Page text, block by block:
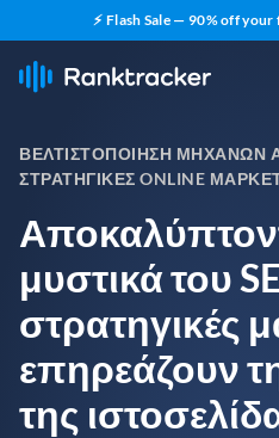
⚡ Flash Sale — 90% off
ΒΕΛΤΙΣΤΟΠΟΊΗΣΗ ΜΗΧΑΝΏΝ
ΣΤΡΑΤΗΓΙΚΈΣ ONLINE
μυστικά του
στρατηγικές
επηρεάζουν
της